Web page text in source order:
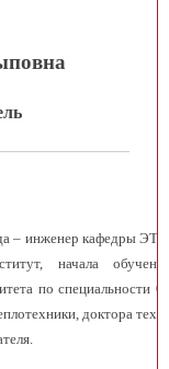
– инженер кафедры
начала
по
доктора